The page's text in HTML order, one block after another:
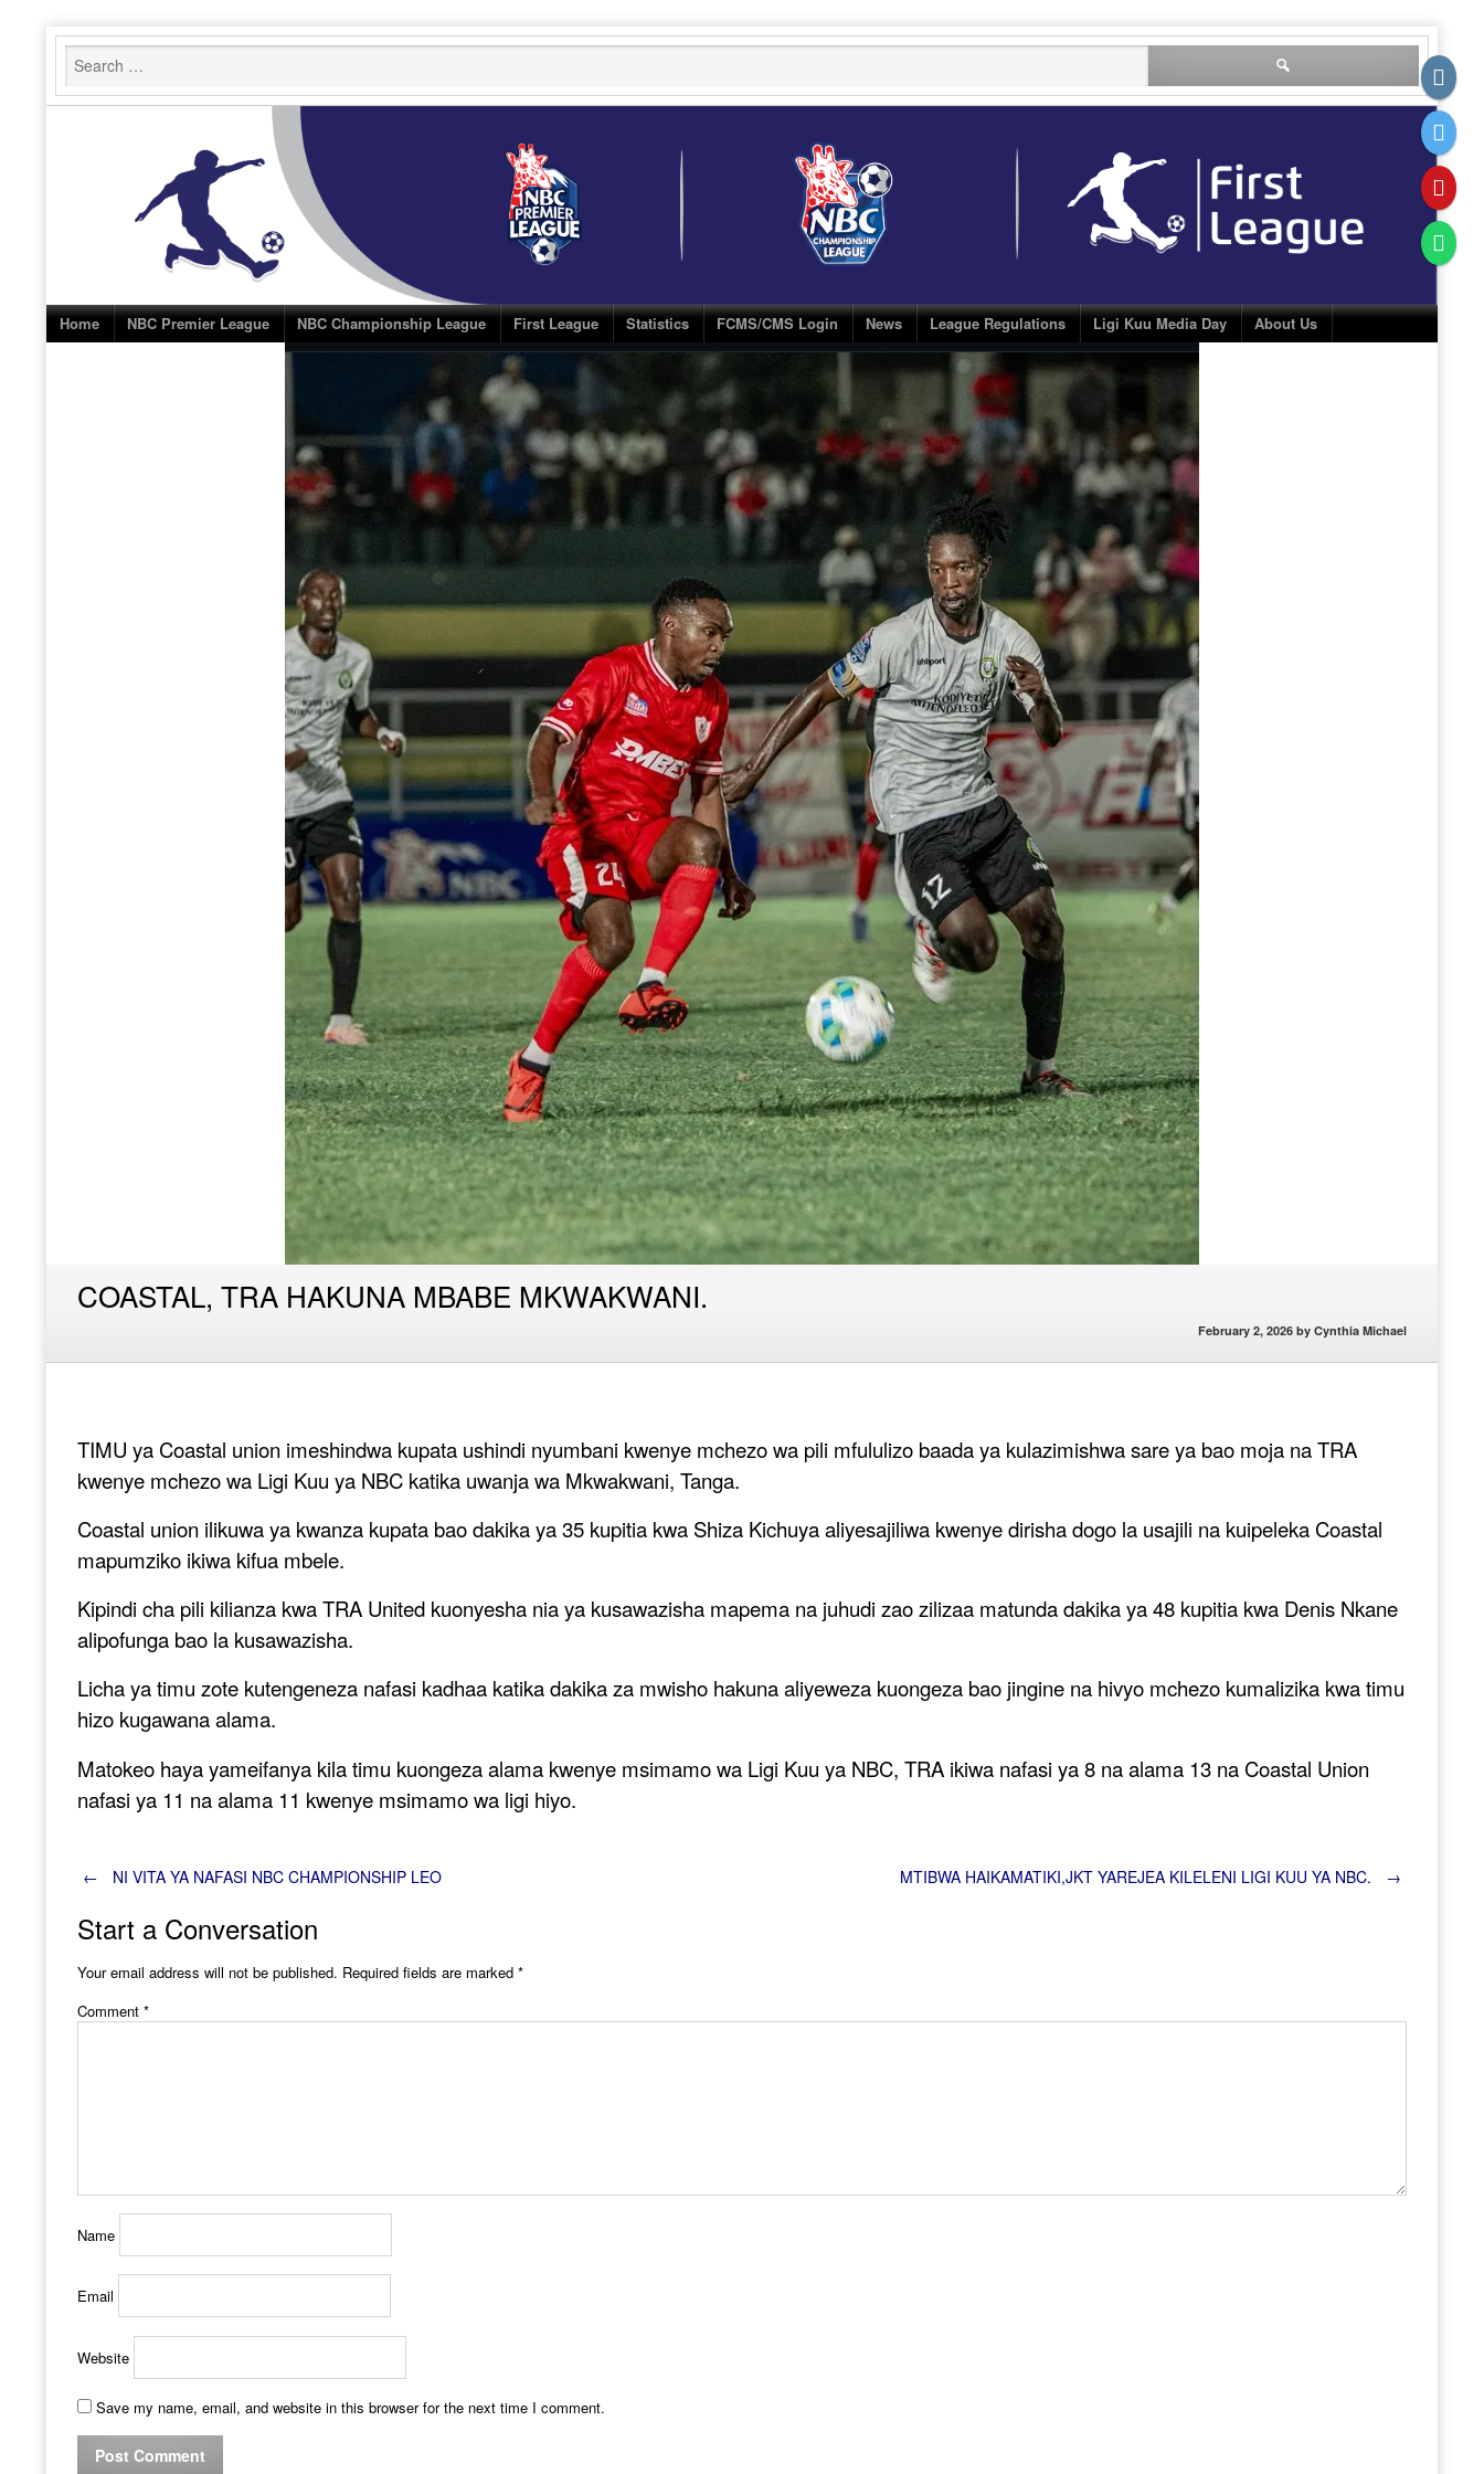
Skip
content
Home NBC Premier League NBC Championship League First League Statistics FCMS/CMS Login News League Regulations Ligi Kuu Media Day About Us
COASTAL, TRA HAKUNA MBABE MKWAKWANI.
February 2, 2026 by Cynthia Michael
TIMU ya Coastal union imeshindwa kupata ushindi nyumbani kwenye mchezo wa pili mfululizo baada ya kulazimishwa sare ya bao moja na TRA
kwenye mchezo wa Ligi Kuu ya NBC katika uwanja wa Mkwakwani, Tanga.
Coastal union ilikuwa ya kwanza kupata bao dakika ya 35 kupitia kwa Shiza Kichuya aliyesajiliwa kwenye dirisha dogo la usajili na kuipeleka Coastal
mapumziko ikiwa kifua mbele.
Kipindi cha pili kilianza kwa TRA United kuonyesha nia ya kusawazisha mapema na juhudi zao zilizaa matunda dakika ya 48 kupitia kwa Denis Nkane
alipofunga bao la kusawazisha.
Licha ya timu zote kutengeneza nafasi kadhaa katika dakika za mwisho hakuna aliyeweza kuongeza bao jingine na hivyo mchezo kumalizika kwa timu
hizo kugawana alama.
Matokeo haya yameifanya kila timu kuongeza alama kwenye msimamo wa Ligi Kuu ya NBC, TRA ikiwa nafasi ya 8 na alama 13 na Coastal Union
nafasi ya 11 na alama 11 kwenye msimamo wa ligi hiyo.
Post
navigation
← NI VITA YA NAFASI NBC CHAMPIONSHIP LEO MTIBWA HAIKAMATIKI,JKT YAREJEA KILELENI LIGI KUU YA NBC. →
Start a Conversation
Your email address will not be published. Required fields are marked *
Comment *
Name
Email
Website
Save my name, email, and website in this browser for the next time I comment.